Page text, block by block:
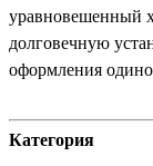
уравновешенный
долговечную
оформления
Категория